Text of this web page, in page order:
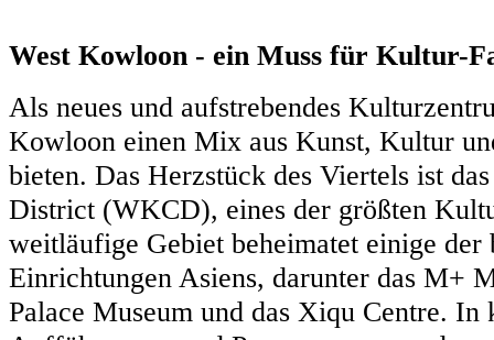
West Kowloon - ein Muss für Kultur-
Als neues und aufstrebendes
Kowloon einen Mix aus Kunst, Kultur
bieten. Das Herzstück des Viertels ist
District (WKCD), eines der größten
weitläufige Gebiet beheimatet einige der
Einrichtungen Asiens, darunter das M+
Palace Museum und das Xiqu Centre. In